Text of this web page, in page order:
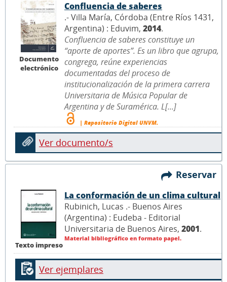
Documento
electrónico
Confluencia de saberes
.- Villa María, Córdoba (Entre Ríos 1431,
Argentina) : Eduvim, 2014.
Confluencia de saberes constituye un
“aporte de aportes”. Es un libro que agrupa,
congrega, reúne experiencias
documentadas del proceso de
institucionalización de la primera carrera
Universitaria de Música Popular de
Argentina y de Suramérica. L[...]
| Repositorio Digital UNVM.
Ver documento/s
Reservar
Texto impreso
La conformación de un clima cultural
Rubinich, Lucas .- Buenos Aires
(Argentina) : Eudeba - Editorial
Universitaria de Buenos Aires, 2001.
Material bibliográfico en formato papel.
Ver ejemplares